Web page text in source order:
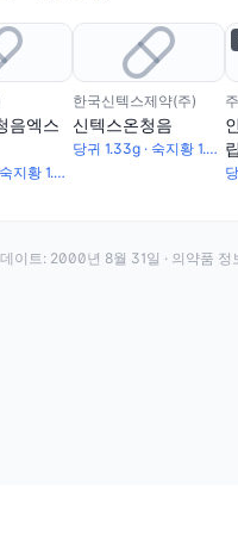
음엑스
당귀 1.33g · 숙지황 1.33g · 작약 1.33g · 천궁 1.33g · 황련 0.67g · 황금 1g · 치자 0.67g · 황백 0.5g
한국신텍스제약(주)
신텍스온청음
당귀 1.33g · 숙지황 1.33g · 작약 1.33g · 황련 0.67g · 황금 1g · 황백 0.5g · 치자 0.67g · 천궁 1.33g 립
이트: 2000년 8월 31일 · 의약품